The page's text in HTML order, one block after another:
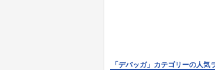
「デバッガ」カテゴリーの人気